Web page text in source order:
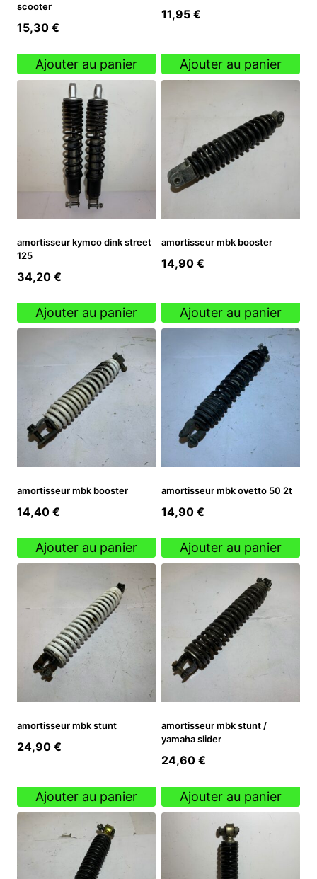
scooter
15,30 €
Ajouter au panier
11,95 €
Ajouter au panier
amortisseur kymco dink street
125
34,20 €
Ajouter au panier
amortisseur mbk booster
14,90 €
Ajouter au panier
amortisseur mbk booster
14,40 €
Ajouter au panier
amortisseur mbk ovetto 50 2t
14,90 €
Ajouter au panier
amortisseur mbk stunt
24,90 €
Ajouter au panier
amortisseur mbk stunt /
yamaha slider
24,60 €
Ajouter au panier